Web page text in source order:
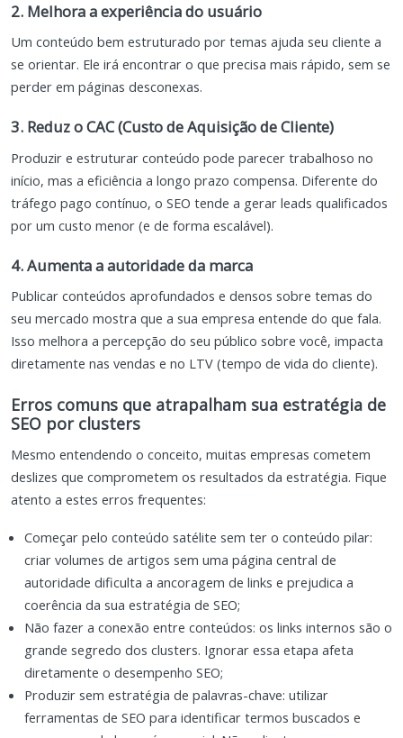
2. Melhora a experiência do usuário
Um conteúdo bem estruturado por temas ajuda seu cliente a
se orientar. Ele irá encontrar o que precisa mais rápido, sem se
perder em páginas desconexas.
3. Reduz o CAC (Custo de Aquisição de Cliente)
Produzir e estruturar conteúdo pode parecer trabalhoso no
início, mas a eficiência a longo prazo compensa. Diferente do
tráfego pago contínuo, o SEO tende a gerar leads qualificados
por um custo menor (e de forma escalável).
4. Aumenta a autoridade da marca
Publicar conteúdos aprofundados e densos sobre temas do
seu mercado mostra que a sua empresa entende do que fala.
Isso melhora a percepção do seu público sobre você, impacta
diretamente nas vendas e no LTV (tempo de vida do cliente).
Erros comuns que atrapalham sua estratégia de
SEO por clusters
Mesmo entendendo o conceito, muitas empresas cometem
deslizes que comprometem os resultados da estratégia. Fique
atento a estes erros frequentes:
Começar pelo conteúdo satélite sem ter o conteúdo pilar:
criar volumes de artigos sem uma página central de
autoridade dificulta a ancoragem de links e prejudica a
coerência da sua estratégia de SEO;
Não fazer a conexão entre conteúdos: os links internos são o
grande segredo dos clusters. Ignorar essa etapa afeta
diretamente o desempenho SEO;
Produzir sem estratégia de palavras-chave: utilizar
ferramentas de SEO para identificar termos buscados e